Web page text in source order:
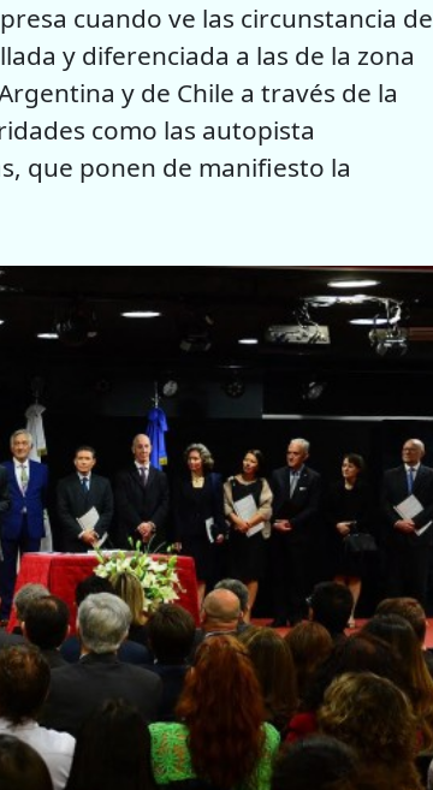
cuando ve las circunstancia de
y diferenciada a las de la zona
y de Chile a través de la
como las autopista
que ponen de manifiesto la